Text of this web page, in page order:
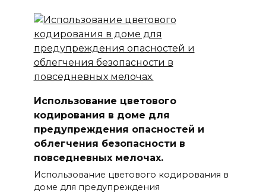
Использование цветового
кодирования в доме для
предупреждения опасностей и
облегчения безопасности в
повседневных мелочах.
Использование цветового кодирования в
доме для предупреждения